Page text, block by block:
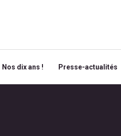
Nos dix ans ! Presse-actualités